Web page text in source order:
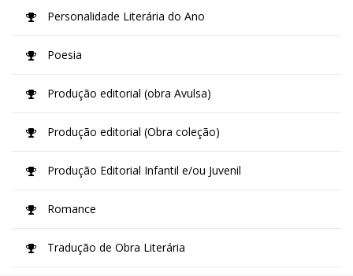
Personalidade Literária do Ano
Poesia
Produção editorial (obra Avulsa)
Produção editorial (Obra coleção)
Produção Editorial Infantil e/ou Juvenil
Romance
Tradução de Obra Literária